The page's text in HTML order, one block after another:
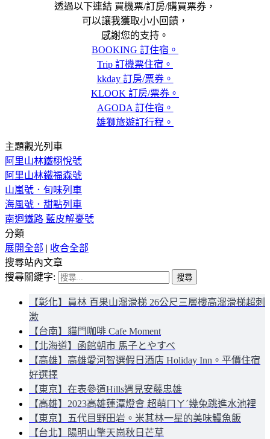
透過以下連結 買機票/訂房/購買票券，
可以讓我獲取小小回饋，
感謝您的支持。
BOOKING 訂住宿。
Trip 訂機票住宿。
kkday 訂房/票券。
KLOOK 訂房/票券。
AGODA 訂住宿。
雄獅旅遊訂行程。
主題觀光列車
阿里山林鐵栩悅號
阿里山林鐵福森號
山嵐號．旬味列車
海風號．甜點列車
南迴鐵路 藍皮解憂號
分類
展開全部 | 收合全部
搜尋站內文章
搜尋關鍵字:
【彰化】員林 百果山溜滑梯 26公尺三層樓高溜滑梯超刺
激
【台南】貓門咖啡 Cafe Moment
【北海道】函館朝市 馬子とやすべ
【高雄】高雄愛河智選假日酒店 Holiday Inn。平價住宿
好選擇
【東京】在表參道Hills遇見安藤忠雄
【高雄】2023高雄蓮潭燈會 超萌ㄇㄚˊ幾兔跳進水池裡
【東京】五代目野田岩。米其林一星的美味鰻魚飯
【台北】陽明山擎天崗秋日芒草